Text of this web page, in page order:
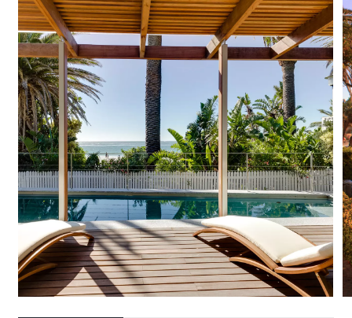
28 VILLEN ZU VERMIETEN